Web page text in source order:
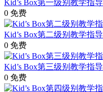
Kid’s Box第一级别教学指导
0 免费
Kid’s Box第二级别教学指导
0 免费
Kid’s Box第三级别教学指导
0 免费